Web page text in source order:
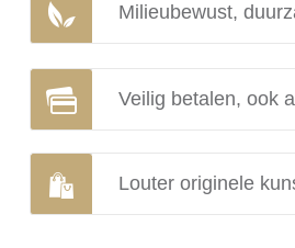
Milieubewust,
Veilig betalen, ook
Louter originele